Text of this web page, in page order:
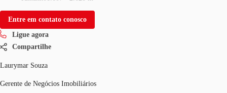
Entre em contato conosco
Ligue agora
Compartilhe
Laurymar Souza
Gerente de Negócios Imobiliários